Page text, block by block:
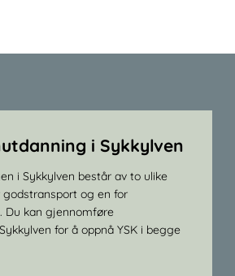
i Sykkylven
i Sykkylven består av to ulike
godstransport og en for
Du kan gjennomføre
for å oppnå YSK i begge